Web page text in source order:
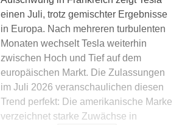
einen Juli, trotz gemischter Ergebnisse
in Europa. Nach mehreren turbulenten
Monaten wechselt Tesla weiterhin
zwischen Hoch und Tief auf dem
europäischen Markt. Die Zulassungen
im Juli 2026 veranschaulichen diesen
Trend perfekt: Die amerikanische Marke
verzeichnet starke Zuwächse in